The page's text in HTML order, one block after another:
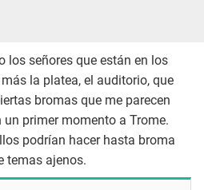
los señores que están en los
la platea, el auditorio, que
bromas que me parecen
un primer momento a Trome.
podrían hacer hasta broma
temas ajenos.